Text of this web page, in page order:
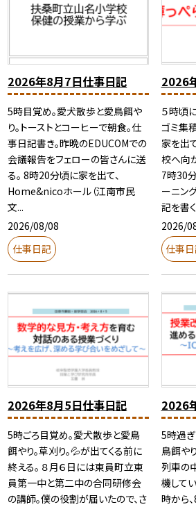
2026年8月7日仕事日記
5時目覚め。愛犬散歩と愛鳥餌や
り。トーストとコーヒーで朝食。仕
事日記書き。昨晩のEDUCOMでの
会議報告をフェローの皆さんに送
る。 8時20分頃に家を出て、
Home&nicoホール（江南市民
文...
2026/08/08
仕事日記
2026
５時頃
ゴミ集
家を出
校へ向
7時30
ーニン
記を書く
2026/
仕事
2026年8月5日仕事日記
5時ごろ目覚め。愛犬散歩と愛鳥
餌やり。草刈り。💦が出てくる前に
終える。 ８月６日には東員町立東
員第一中と第二中の合同研修会
の講師。僕の役割が届いたので、さ
2026
5時過
鳥餌や
列車の
機して
時から